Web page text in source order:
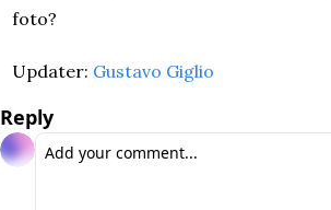
foto?
Updater: Gustavo Giglio
Reply